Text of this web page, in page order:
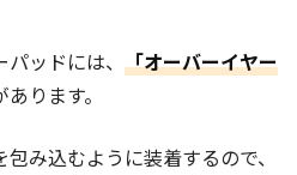
ッドには、 「オーバーイヤー
あります。
み込むように装着するので、